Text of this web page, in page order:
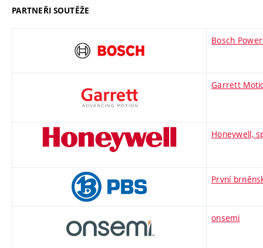
PARTNEŘI SOUTĚŽE
Bosch
Garrett
Honeywell,
První
onsemi